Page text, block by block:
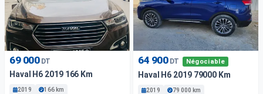
69 000 DT
Haval H6 2019 166 Km
2019 166 km
64 900 DT Négociable
Haval H6 2019 79000 Km
2019 79 000 km